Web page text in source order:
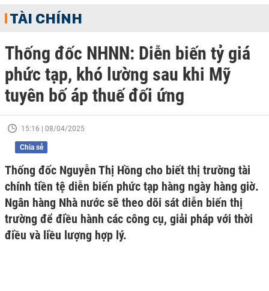
TÀI CHÍNH
Thống đốc NHNN: Diễn biến tỷ giá
phức tạp, khó lường sau khi Mỹ
tuyên bố áp thuế đối ứng
15:16 | 08/04/2025
Chia sẻ
Thống đốc Nguyễn Thị Hồng cho biết thị trường tài
chính tiền tệ diễn biến phức tạp hàng ngày hàng giờ.
Ngân hàng Nhà nước sẽ theo dõi sát diễn biến thị
trường để điều hành các công cụ, giải pháp với thời
điều và liều lượng hợp lý.